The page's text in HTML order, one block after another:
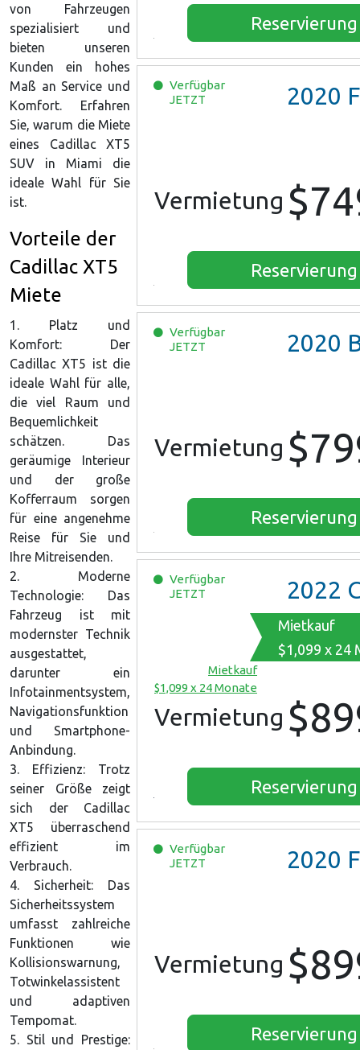
Reservierung
Verfügbar
JETZT
2020
Vermietung
Reservierung
Verfügbar
JETZT
2020
Vermietung
Reservierung
Verfügbar
JETZT
2022
Mietkauf
$1,099 x 24
Mietkauf
$1,099 x 24 Monate
Vermietung
Reservierung
Verfügbar
JETZT
2020
Vermietung
Reservierung
von Fahrzeugen
spezialisiert und
bieten unseren
Kunden ein hohes
Maß an Service und
Komfort. Erfahren
Sie, warum die Miete
eines Cadillac XT5
SUV in Miami die
ideale Wahl für Sie
ist.
Vorteile der
Cadillac XT5
Miete
1. Platz und
Komfort: Der
Cadillac XT5 ist die
ideale Wahl für alle,
die viel Raum und
Bequemlichkeit
schätzen. Das
geräumige Interieur
und der große
Kofferraum sorgen
für eine angenehme
Reise für Sie und
Ihre Mitreisenden.
2. Moderne
Technologie: Das
Fahrzeug ist mit
modernster Technik
ausgestattet,
darunter ein
Infotainmentsystem,
Navigationsfunktion
und Smartphone-
Anbindung.
3. Effizienz: Trotz
seiner Größe zeigt
sich der Cadillac
XT5 überraschend
effizient im
Verbrauch.
4. Sicherheit: Das
Sicherheitssystem
umfasst zahlreiche
Funktionen wie
Kollisionswarnung,
Totwinkelassistent
und adaptiven
Tempomat.
5. Stil und Prestige: